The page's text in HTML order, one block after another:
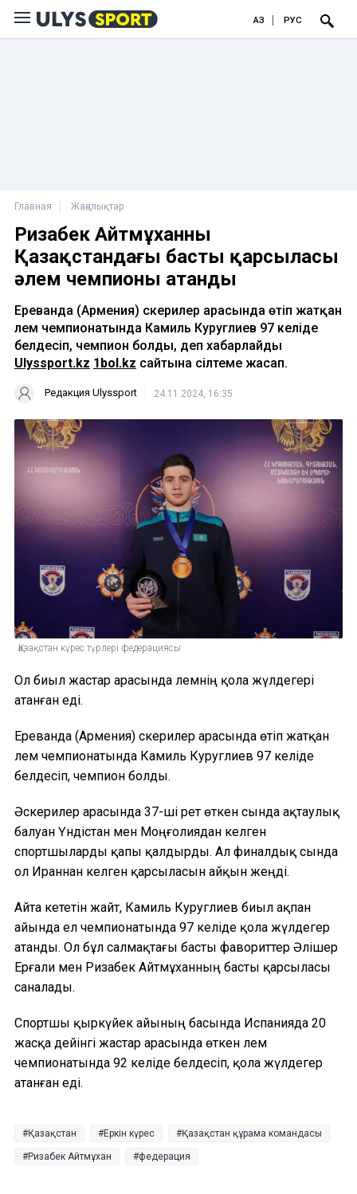
ҚАЗ РУС
Главная Жаңалықтар
Ризабек Айтмұханның
Қазақстандағы басты қарсыласы
әлем чемпионы атанды
Ереванда (Армения) әскерилер арасында өтіп жатқан
әлем чемпионатында Камиль Куруглиев 97 келіде
белдесіп, чемпион болды, деп хабарлайды
Ulyssport.kz 1bol.kz сайтына сілтеме жасап.
Редакция Ulyssport 24.11.2024, 16:35
Қазақстан күрес түрлері федерациясы
Ол биыл жастар арасында әлемнің қола жүлдегері
атанған еді.
Ереванда (Армения) әскерилер арасында өтіп жатқан
әлем чемпионатында Камиль Куруглиев 97 келіде
белдесіп, чемпион болды.
Әскерилер арасында 37-ші рет өткен сында ақтаулық
балуан Үндістан мен Моңғолиядан келген
спортшыларды қапы қалдырды. Ал финалдық сында
ол Ираннан келген қарсыласын айқын жеңді.
Айта кететін жайт, Камиль Куруглиев биыл ақпан
айында ел чемпионатында 97 келіде қола жүлдегер
атанды. Ол бұл салмақтағы басты фавориттер Әлішер
Ерғали мен Ризабек Айтмұханның басты қарсыласы
саналады.
Спортшы қыркүйек айының басында Испанияда 20
жасқа дейінгі жастар арасында өткен әлем
чемпионатында 92 келіде белдесіп, қола жүлдегер
атанған еді.
Қазақстан Еркін күрес Қазақстан құрама командасы
Ризабек Айтмұхан федерация